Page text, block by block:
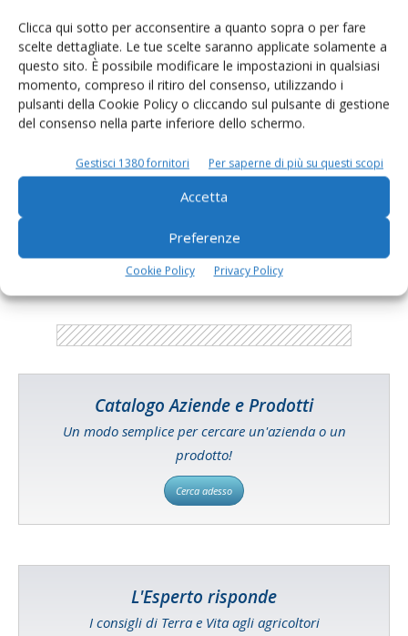
Clicca qui sotto per acconsentire a quanto sopra o per fare
scelte dettagliate. Le tue scelte saranno applicate solamente a
questo sito. È possibile modificare le impostazioni in qualsiasi
momento, compreso il ritiro del consenso, utilizzando i
pulsanti della Cookie Policy o cliccando sul pulsante di gestione
del consenso nella parte inferiore dello schermo.
Gestisci 1380 fornitori Per saperne di più su questi scopi
Accetta
Preferenze
Cookie Policy Privacy Policy
Bufale, più latte se aumenta la superficie
disponibile
Tecniche, prodotti e servizi dalle aziende
Catalogo Aziende e Prodotti
Un modo semplice per cercare un'azienda o un
prodotto!
Cerca adesso
L'Esperto risponde
I consigli di Terra e Vita agli agricoltori